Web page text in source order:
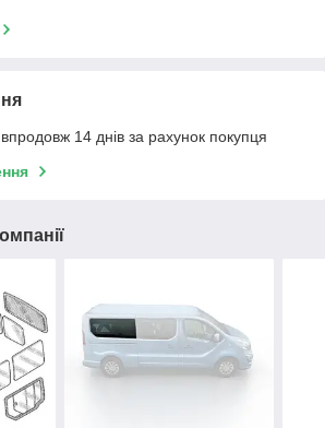
14 днів за рахунок покупця